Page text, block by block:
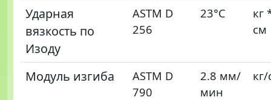
Ударная
вязкость по
Изоду
ASTM D
256
23°C
кг
см
Модуль изгиба
ASTM D
790
2.8 мм/
мин